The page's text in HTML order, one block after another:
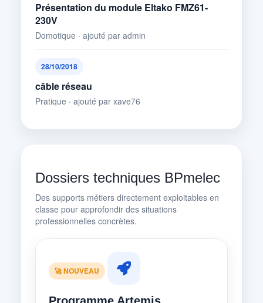
Présentation du module Eltako FMZ61-
230V
Domotique · ajouté par admin
28/10/2018
câble réseau
Pratique · ajouté par xave76
Dossiers techniques BPmelec
Des supports métiers directement exploitables en
classe pour approfondir des situations
professionnelles concrètes.
🚀 NOUVEAU